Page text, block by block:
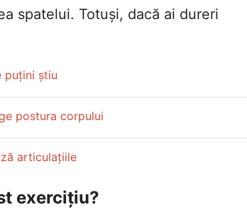
spatelui. Totuși, dacă ai dureri
puțini știu
postura corpului
articulațiile
exercițiu?